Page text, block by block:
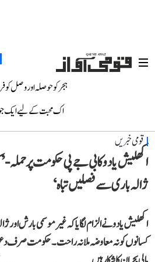
ہجر کو حوصلہ اور وصل
اک محبت کے لیے ایک
قومی خبریں
اکھلیش یادو کا بی جے پی حکومت پر
ژالہ باری سے فصلیں تباہ‘
اکھلیش یادو نے الزام لگایا کہ غیر موسمی بارش اور
کسانوں کو نہ معاوضہ ملا نہ راحت۔ حکومت صرف